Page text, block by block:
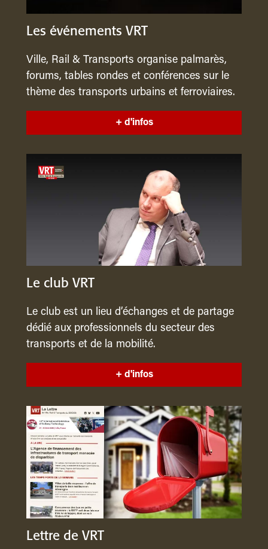
Les événements VRT
Ville, Rail & Transports organise palmarès,
forums, tables rondes et conférences sur le
thème des transports urbains et ferroviaires.
+ d'infos
Le club VRT
Le club est un lieu d’échanges et de partage
dédié aux professionnels du secteur des
transports et de la mobilité.
+ d'infos
Lettre de VRT